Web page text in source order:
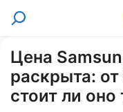
Перейти
Поиск
Цена
раскрыта:
стоит ли оно